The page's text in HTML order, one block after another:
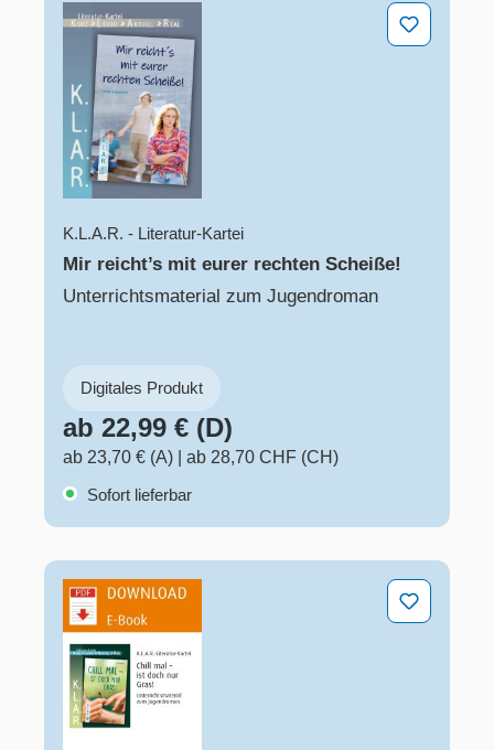
Mir reicht’s mit eurer rechten Scheiße!
K.L.A.R. - Literatur-Kartei
Mir reicht’s mit eurer rechten Scheiße!
Unterrichtsmaterial zum Jugendroman
Digitales Produkt
ab 22,99 € (D)
ab 23,70 € (A)
ab 28,70 CHF (CH)
Sofort lieferbar
Chill mal – ist doch nur Gras!